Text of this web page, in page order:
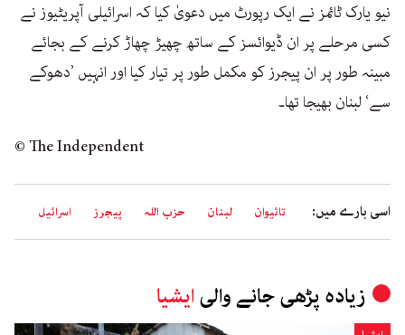
نیو یارک ٹائمز نے ایک رپورٹ میں دعویٰ کیا کہ اسرائیلی آپریٹیوز نے
کسی مرحلے پر ان ڈیوائسز کے ساتھ چھیڑ چھاڑ کرنے کے بجائے
مبینہ طور پر ان پیجرز کو مکمل طور پر تیار کیا اور انہیں ’دھوکے
سے‘ لبنان بھیجا تھا۔
© The Independent
اسی بارے میں: تائیوان لبنان حزب اللہ پیجرز اسرائیل
زیادہ پڑھی جانے والیایشیا